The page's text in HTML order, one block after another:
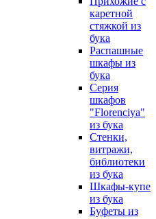
каретной
стяжкой из
бука
Распашные
шкафы из
бука
Серия
шкафов
"Florenciya"
из бука
Стенки,
витражи,
библиотеки
из бука
Шкафы-купе
из бука
Буфеты из